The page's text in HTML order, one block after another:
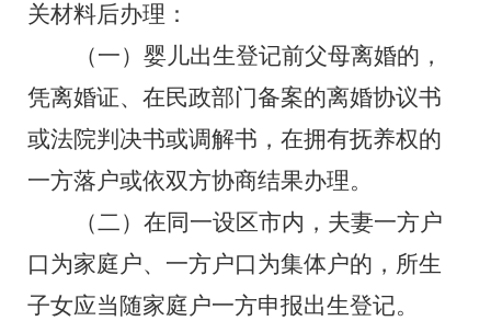
关材料后办理：
（一）婴儿出生登记前父母离婚的，
凭离婚证、在民政部门备案的离婚协议书
或法院判决书或调解书， 在拥有抚养权的
一方落户或依双方协商结果办理。
（二） 在同一设区市内，夫妻一方户
口为家庭户、一方户口为集体户的，所生
子女应当随家庭户一方申报出生登记。